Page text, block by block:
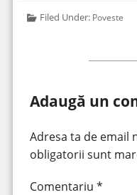
Filed Under: Poveste
Adaugă un
Adresa ta de email
obligatorii sunt
Comentariu *